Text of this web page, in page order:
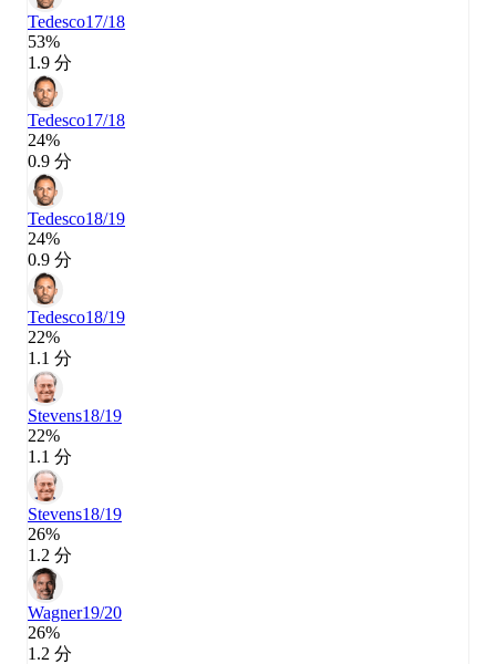
Tedesco17/18
53%
1.9 分
Tedesco17/18
24%
0.9 分
Tedesco18/19
24%
0.9 分
Tedesco18/19
22%
1.1 分
Stevens18/19
22%
1.1 分
Stevens18/19
26%
1.2 分
Wagner19/20
26%
1.2 分